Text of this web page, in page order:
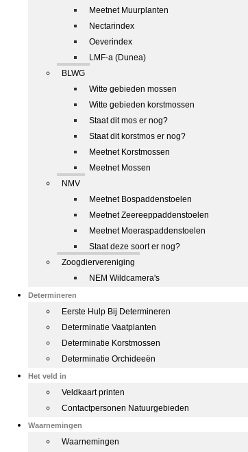
Meetnet Muurplanten
Nectarindex
Oeverindex
LMF-a (Dunea)
BLWG
Witte gebieden mossen
Witte gebieden korstmossen
Staat dit mos er nog?
Staat dit korstmos er nog?
Meetnet Korstmossen
Meetnet Mossen
NMV
Meetnet Bospaddenstoelen
Meetnet Zeereeppaddenstoelen
Meetnet Moeraspaddenstoelen
Staat deze soort er nog?
Zoogdiervereniging
NEM Wildcamera's
Determineren
Eerste Hulp Bij Determineren
Determinatie Vaatplanten
Determinatie Korstmossen
Determinatie Orchideeën
Het veld in
Veldkaart printen
Contactpersonen Natuurgebieden
Waarnemingen
Waarnemingen